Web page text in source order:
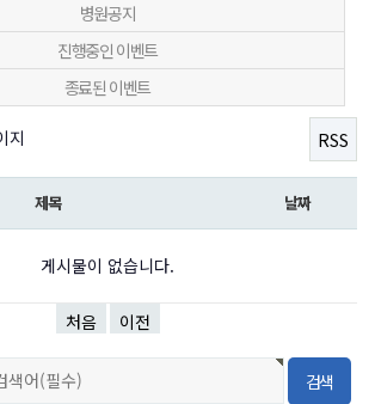
병원공지
진행중인 이벤트
종료된 이벤트
지 RSS
제목 날짜
게시물이 없습니다.
처음 이전